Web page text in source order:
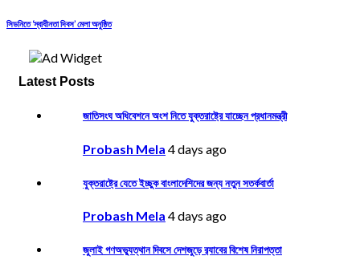
সিডনিতে ‘স্বাধীনতা দিবস’ মেলা অনুষ্ঠিত
Latest Posts
জাতিসংঘ অধিবেশনে অংশ নিতে যুক্তরাষ্ট্রে যাচ্ছেন প্রধানমন্ত্রী
Probash Mela 4 days ago
যুক্তরাষ্ট্রে যেতে ইচ্ছুক বাংলাদেশিদের জন্য নতুন সতর্কবার্তা
Probash Mela 4 days ago
জুলাই গণঅভ্যুত্থান দিবসে দেশজুড়ে র‌্যাবের বিশেষ নিরাপত্তা